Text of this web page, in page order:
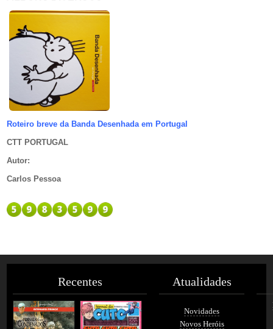
Roteiro breve da Banda Desenhada em Portugal
CTT PORTUGAL
Autor:
Carlos Pessoa
Recentes Atualidades
Novidades
Novos Heróis